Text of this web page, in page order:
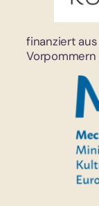
finanziert
Vorpommern